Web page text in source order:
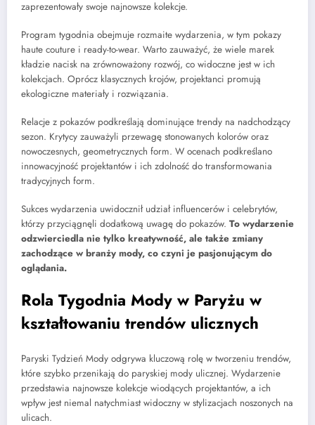
zaprezentowały swoje najnowsze kolekcje.
Program tygodnia obejmuje rozmaite wydarzenia, w tym pokazy
haute couture i ready-to-wear. Warto zauważyć, że wiele marek
kładzie nacisk na zrównoważony rozwój, co widoczne jest w ich
kolekcjach. Oprócz klasycznych krojów, projektanci promują
ekologiczne materiały i rozwiązania.
Relacje z pokazów podkreślają dominujące trendy na nadchodzący
sezon. Krytycy zauważyli przewagę stonowanych kolorów oraz
nowoczesnych, geometrycznych form. W ocenach podkreślano
innowacyjność projektantów i ich zdolność do transformowania
tradycyjnych form.
Sukces wydarzenia uwidocznił udział influencerów i celebrytów,
którzy przyciągnęli dodatkową uwagę do pokazów. To wydarzenie
odzwierciedla nie tylko kreatywność, ale także zmiany
zachodzące w branży mody, co czyni je pasjonującym do
oglądania.
Rola Tygodnia Mody w Paryżu w
kształtowaniu trendów ulicznych
Paryski Tydzień Mody odgrywa kluczową rolę w tworzeniu trendów,
które szybko przenikają do paryskiej mody ulicznej. Wydarzenie
przedstawia najnowsze kolekcje wiodących projektantów, a ich
wpływ jest niemal natychmiast widoczny w stylizacjach noszonych na
ulicach.